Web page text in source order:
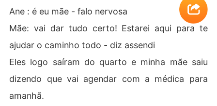
Ane : é eu mãe - falo nervosa
Mãe: vai dar tudo certo! Estarei aqui para te
ajudar o caminho todo - diz assendi
Eles logo saíram do quarto e minha mãe saiu
dizendo que vai agendar com a médica para
amanhã.